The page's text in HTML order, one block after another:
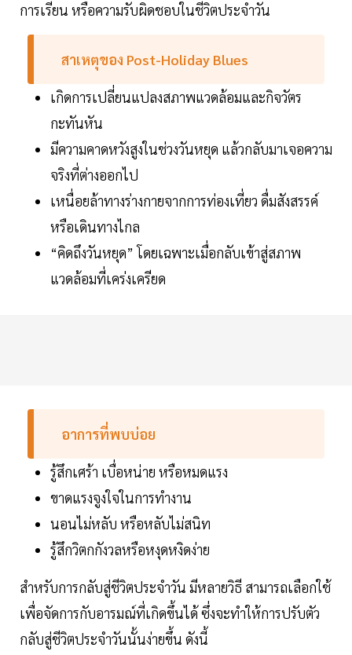
การเรียน หรือความรับผิดชอบในชีวิตประจำวัน
สาเหตุของ Post-Holiday Blues
เกิดการเปลี่ยนแปลงสภาพแวดล้อมและกิจวัตร
กะทันหัน
มีความคาดหวังสูงในช่วงวันหยุด แล้วกลับมาเจอความ
จริงที่ต่างออกไป
เหนื่อยล้าทางร่างกายจากการท่องเที่ยว ดื่มสังสรรค์
หรือเดินทางไกล
“คิดถึงวันหยุด” โดยเฉพาะเมื่อกลับเข้าสู่สภาพ
แวดล้อมที่เคร่งเครียด
อาการที่พบบ่อย
รู้สึกเศร้า เบื่อหน่าย หรือหมดแรง
ขาดแรงจูงใจในการทำงาน
นอนไม่หลับ หรือหลับไม่สนิท
รู้สึกวิตกกังวลหรือหงุดหงิดง่าย
สำหรับการกลับสู่ชีวิตประจำวัน มีหลายวิธี สามารถเลือกใช้
เพื่อจัดการกับอารมณ์ที่เกิดขึ้นได้ ซึ่งจะทำให้การปรับตัว
กลับสู่ชีวิตประจำวันนั้นง่ายขึ้น ดังนี้